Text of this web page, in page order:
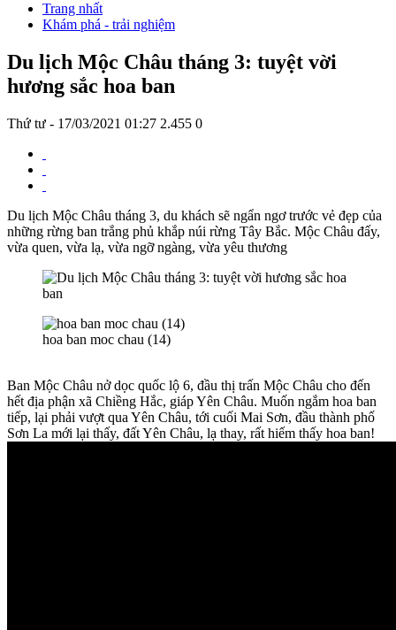
Trang nhất
Khám phá - trải nghiệm
Du lịch Mộc Châu tháng 3: tuyệt vời
hương sắc hoa ban
Thứ tư - 17/03/2021 01:27 2.455 0
Du lịch Mộc Châu tháng 3, du khách sẽ ngẩn ngơ trước vẻ đẹp của
những rừng ban trắng phủ khắp núi rừng Tây Bắc. Mộc Châu đấy,
vừa quen, vừa lạ, vừa ngỡ ngàng, vừa yêu thương
hoa ban moc chau (14)
Ban Mộc Châu nở dọc quốc lộ 6, đầu thị trấn Mộc Châu cho đến
hết địa phận xã Chiềng Hắc, giáp Yên Châu. Muốn ngắm hoa ban
tiếp, lại phải vượt qua Yên Châu, tới cuối Mai Sơn, đầu thành phố
Sơn La mới lại thấy, đất Yên Châu, lạ thay, rất hiếm thấy hoa ban!